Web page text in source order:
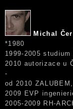
Michal
*1980
1999-2005
2010 autorizace u
-
od 2010
2009 EVP
2005-2009 RH-